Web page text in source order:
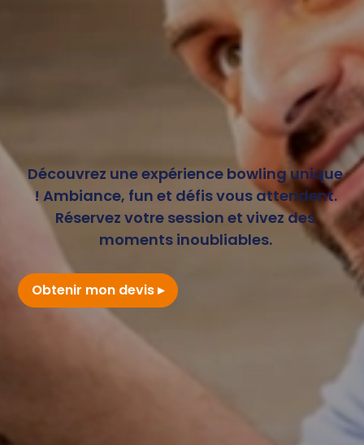
Découvrez une expérience bowling unique
! Ambiance, fun et défis vous attendent.
Réservez votre session et vivez des
moments inoubliables.
Obtenir mon devis